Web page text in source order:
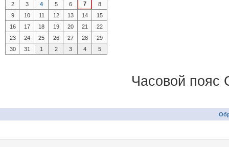
2
3 4 5 6 7
8
9
10 11 12 13 14
15
16
17 18 19 20 21
22
23
24 25 26 27 28
29
30
31 1 2 3 4 5
Часовой пояс